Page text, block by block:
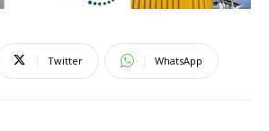
Twitter WhatsApp